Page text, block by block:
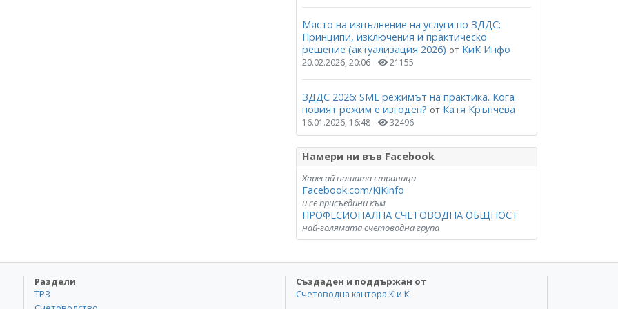
Място на изпълнение на услуги по ЗДДС:
Принципи, изключения и практическо
решение (актуализация 2026) от КиК Инфо
20.02.2026, 20:06 21155
ЗДДС 2026: SME режимът на практика. Кога
новият режим е изгоден? от Катя Крънчева
16.01.2026, 16:48 32496
Намери ни във Facebook
Харесай нашата страница
Facebook.com/KiKinfo
и се присъедини към
ПРОФЕСИОНАЛНА СЧЕТОВОДНА ОБЩНОСТ
най-голямата счетоводна група
Раздели
ТРЗ
Създаден и поддържан от
Счетоводна кантора К и К